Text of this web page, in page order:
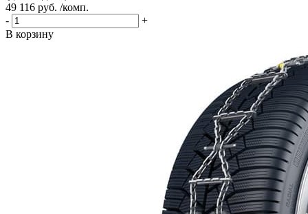
49 116 руб. /комп.
-
+
В корзину